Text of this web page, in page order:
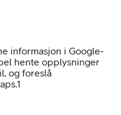
informasjon i Google-
hente opplysninger
og foreslå